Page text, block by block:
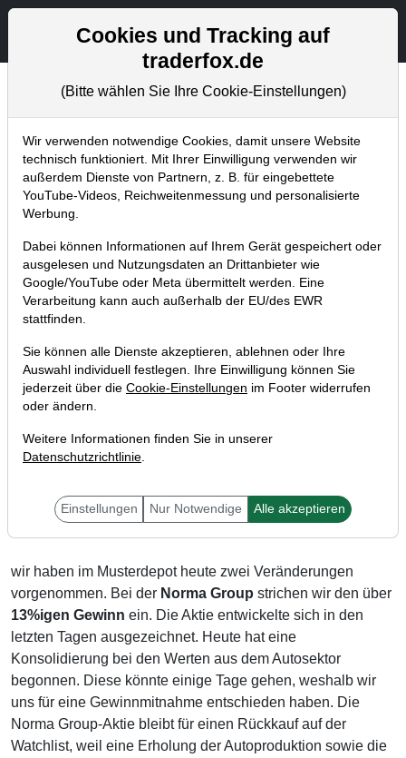
Aktien- und Artikelsuche
Tradingerfolge
Home Blog Tradingerfolge
Es läuft rund: Norma-Trade +13 %
realisiert und long in PVA Tepla!
12.11.2019 um 11:52 Uhr | TraderFox GmbH
wir haben im Musterdepot heute zwei Veränderungen
vorgenommen. Bei der Norma Group strichen wir den über
13%igen Gewinn ein. Die Aktie entwickelte sich in den
letzten Tagen ausgezeichnet. Heute hat eine
Konsolidierung bei den Werten aus dem Autosektor
begonnen. Diese könnte einige Tage gehen, weshalb wir
uns für eine Gewinnmitnahme entschieden haben. Die
Norma Group-Aktie bleibt für einen Rückkauf auf der
Watchlist, weil eine Erholung der Autoproduktion sowie die
Cookies und Tracking auf
traderfox.de
(Bitte wählen Sie Ihre Cookie-Einstellungen)
Wir verwenden notwendige Cookies, damit unsere Website
technisch funktioniert. Mit Ihrer Einwilligung verwenden wir
außerdem Dienste von Partnern, z. B. für eingebettete
YouTube-Videos, Reichweitenmessung und personalisierte
Werbung.
Dabei können Informationen auf Ihrem Gerät gespeichert oder
ausgelesen und Nutzungsdaten an Drittanbieter wie
Google/YouTube oder Meta übermittelt werden. Eine
Verarbeitung kann auch außerhalb der EU/des EWR
stattfinden.
Sie können alle Dienste akzeptieren, ablehnen oder Ihre
Auswahl individuell festlegen. Ihre Einwilligung können Sie
jederzeit über die Cookie-Einstellungen im Footer widerrufen
oder ändern.
Weitere Informationen finden Sie in unserer
Datenschutzrichtlinie.
Einstellungen Nur Notwendige Alle akzeptieren